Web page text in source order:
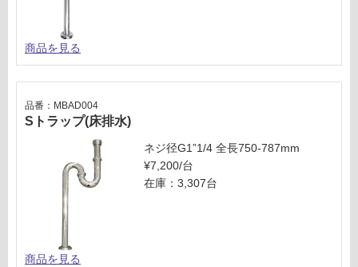
商品を見る
Sトラップ(床排水)
品番：MBAD004
ネジ径G1”1/4 全長750-787mm
¥7,200/台
在庫：3,307台
商品を見る